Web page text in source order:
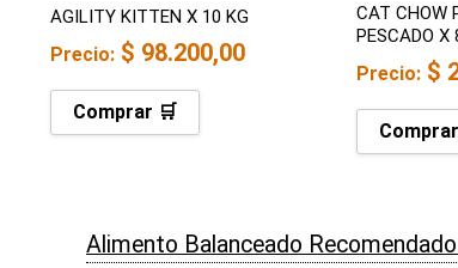
AGILITY KITTEN X 10 KG
Precio: $ 98.200,00
Comprar 🛒
CAT CHOW
PESCADO X
Precio: $
Alimento Balanceado